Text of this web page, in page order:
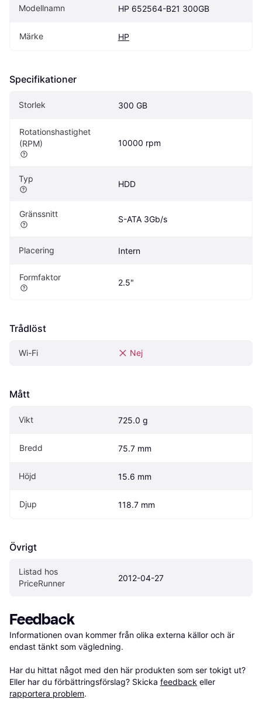
Modellnamn HP 652564-B21 300GB
Märke HP
Specifikationer
Storlek 300 GB
Rotationshastighet
(RPM)
10000 rpm
Typ
HDD
Gränssnitt
S-ATA 3Gb/s
Placering Intern
Formfaktor
2.5"
Trådlöst
Wi-Fi Nej
Mått
Vikt 725.0 g
Bredd 75.7 mm
Höjd 15.6 mm
Djup 118.7 mm
Övrigt
Listad hos
PriceRunner
2012-04-27
Feedback
Informationen ovan kommer från olika externa källor och är
endast tänkt som vägledning.
Har du hittat något med den här produkten som ser tokigt ut?
Eller har du förbättringsförslag? Skicka feedback eller
rapportera problem.